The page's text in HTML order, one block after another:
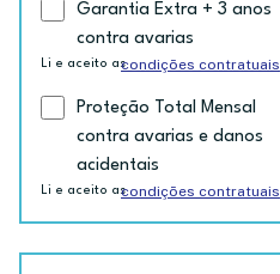
Garantia Extra + 3 anos
contra avarias
Li e aceito ascondições contratuais
Proteção Total Mensal
contra avarias e danos
acidentais
Li e aceito ascondições contratuais